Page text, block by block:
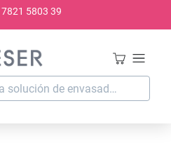
5803 39